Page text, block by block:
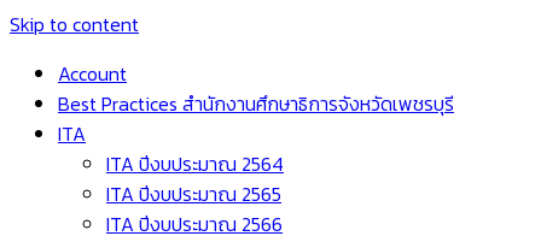
Skip to content
Account
Best Practices สำนักงานศึกษาธิการจังหวัดเพชรบุรี
ITA
ITA ปีงบประมาณ 2564
ITA ปีงบประมาณ 2565
ITA ปีงบประมาณ 2566